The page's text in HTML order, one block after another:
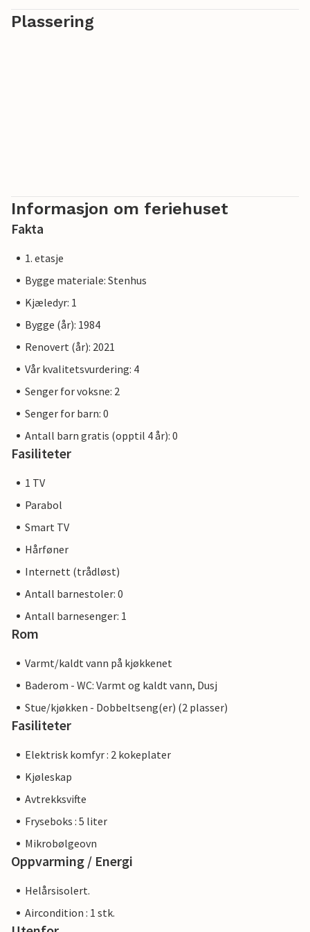
Plassering
Informasjon om feriehuset
Fakta
1. etasje
Bygge materiale: Stenhus
Kjæledyr: 1
Bygge (år): 1984
Renovert (år): 2021
Vår kvalitetsvurdering: 4
Senger for voksne: 2
Senger for barn: 0
Antall barn gratis (opptil 4 år): 0
Fasiliteter
1 TV
Parabol
Smart TV
Hårføner
Internett (trådløst)
Antall barnestoler: 0
Antall barnesenger: 1
Rom
Varmt/kaldt vann på kjøkkenet
Baderom - WC: Varmt og kaldt vann, Dusj
Stue/kjøkken - Dobbeltseng(er) (2 plasser)
Fasiliteter
Elektrisk komfyr : 2 kokeplater
Kjøleskap
Avtrekksvifte
Fryseboks : 5 liter
Mikrobølgeovn
Oppvarming / Energi
Helårsisolert.
Aircondition : 1 stk.